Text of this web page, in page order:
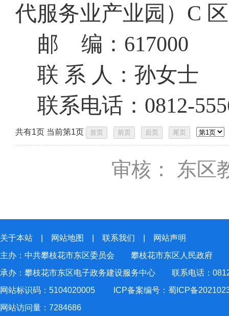
代服务业产业园）C
邮
编： 617000
联 系 人：孙女士
联系电话： 0812-
共有1页 当前第1页
审核： 东区
关于本站 网站地图 联系我们
网站声明
主办：中共攀枝花市东区委员会 攀枝花市东区人民政府
承办：攀枝花市东区电子政务建设服务中心 联系电话：
网站标识码：5104020005
ICP备案编号：蜀ICP备
网站访问量： 7284686